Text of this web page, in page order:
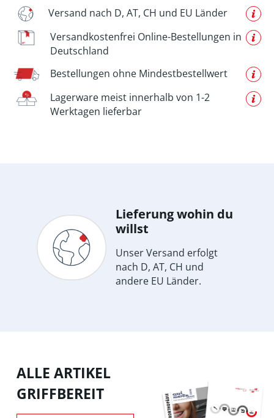
Versand nach D, AT, CH und EU Länder
Versandkostenfrei Online-Bestellungen in
Deutschland
Bestellungen ohne Mindestbestellwert
Lagerware meist innerhalb von 1-2
Werktagen lieferbar
Lieferung wohin du
willst
Unser Versand erfolgt
nach D, AT, CH und
andere EU Länder.
ALLE ARTIKEL
GRIFFBEREIT